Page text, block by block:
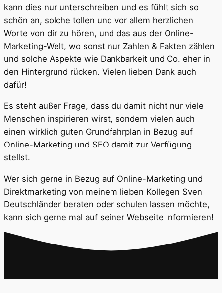
kann dies nur unterschreiben und es fühlt sich so
schön an, solche tollen und vor allem herzlichen
Worte von dir zu hören, und das aus der Online-
Marketing-Welt, wo sonst nur Zahlen & Fakten zählen
und solche Aspekte wie Dankbarkeit und Co. eher in
den Hintergrund rücken. Vielen lieben Dank auch
dafür!
Es steht außer Frage, dass du damit nicht nur viele
Menschen inspirieren wirst, sondern vielen auch
einen wirklich guten Grundfahrplan in Bezug auf
Online-Marketing und SEO damit zur Verfügung
stellst.
Wer sich gerne in Bezug auf Online-Marketing und
Direktmarketing von meinem lieben Kollegen Sven
Deutschländer beraten oder schulen lassen möchte,
kann sich gerne mal auf seiner Webseite informieren!